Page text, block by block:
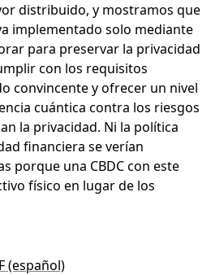
distribuido, y mostramos que
implementado solo mediante
para preservar la privacidad
con los requisitos
convincente y ofrecer un nivel
cuántica contra los riesgos
la privacidad. Ni la política
financiera se verían
porque una CBDC con este
físico en lugar de los
(español)